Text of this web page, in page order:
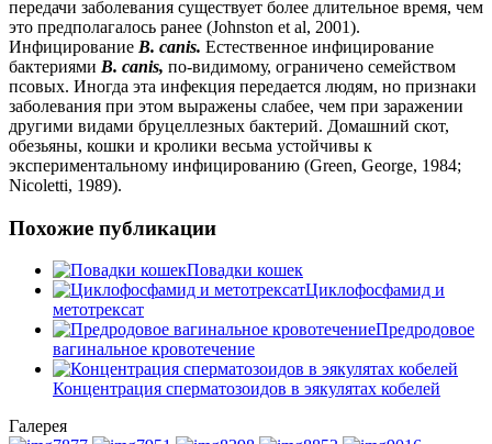
передачи заболевания существует более длительное время, чем
это предполагалось ранее (Johnston et al, 2001).
Инфицирование В. canis. Естественное инфицирование
бактериями В. canis, по-видимому, ограничено семейством
псовых. Иногда эта инфекция передается людям, но признаки
заболевания при этом выражены слабее, чем при заражении
другими видами бруцеллезных бактерий. Домашний скот,
обезьяны, кошки и кролики весьма устойчивы к
экспериментальному инфицированию (Green, George, 1984;
Nicoletti, 1989).
Похожие публикации
Повадки кошек
Циклофосфамид и
метотрексат
Предродовое
вагинальное кровотечение
Концентрация сперматозоидов в эякулятах кобелей
Галерея